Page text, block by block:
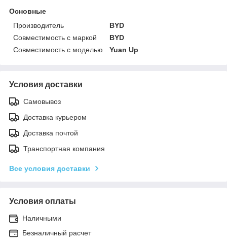
Основные
Производитель
BYD
Совместимость с маркой
BYD
Совместимость с моделью
Yuan Up
Условия доставки
Самовывоз
Доставка курьером
Доставка почтой
Транспортная компания
Все условия доставки
Условия оплаты
Наличными
Безналичный расчет